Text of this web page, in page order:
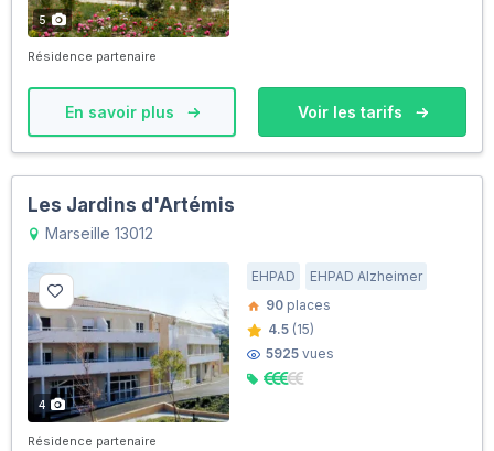
5
Résidence partenaire
En savoir plus Voir les tarifs
Les Jardins d'Artémis
Marseille 13012
4
EHPAD
EHPAD Alzheimer
90 places
4.5 (15)
5925 vues
Résidence partenaire